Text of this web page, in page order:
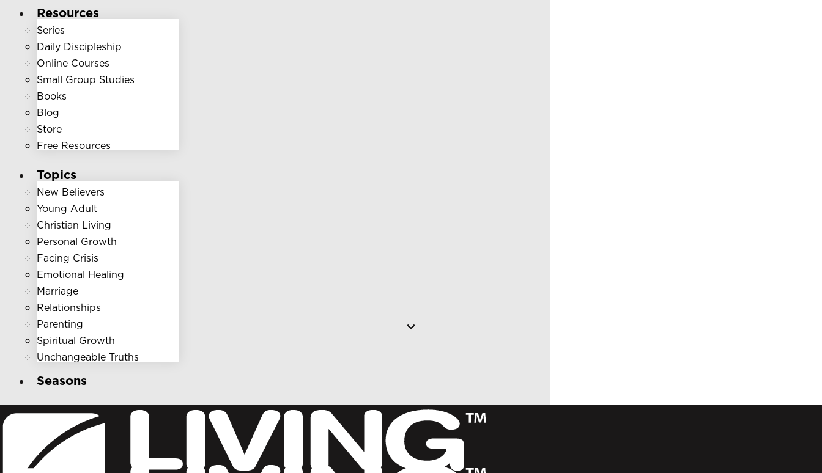
Resources
Series
Daily Discipleship
Online Courses
Small Group Studies
Books
Blog
Store
Free Resources
Topics
New Believers
Young Adult
Christian Living
Personal Growth
Facing Crisis
Emotional Healing
Marriage
Relationships
Parenting
Spiritual Growth
Unchangeable Truths
Seasons